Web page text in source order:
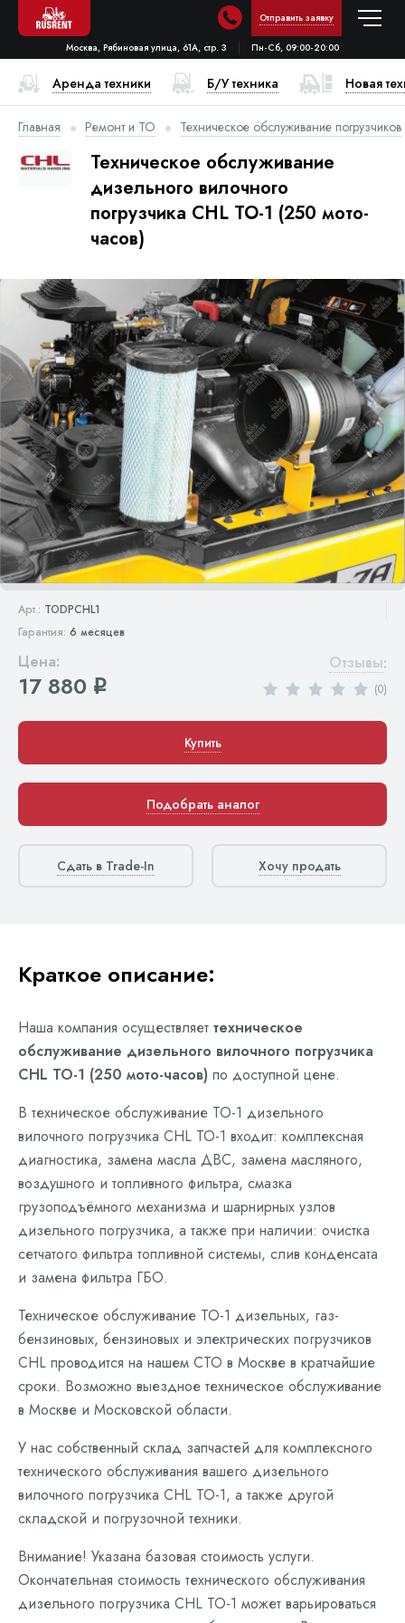
Отправить заявку
Москва, Рябиновая улица, 61А, стр. 3 Пн-Сб, 09:00-20:00
Аренда техники Б/У техника Новая
Главная Ремонт и ТО Техническое обслуживание погрузчиков
Техническое обслуживание
дизельного вилочного
погрузчика CHL ТО-1 (250 мото-
часов)
Арт.: TODPCHL1
Гарантия: 6 месяцев
Цена:
17 880 q
Отзывы:
(0)
Купить
Подобрать аналог
Сдать в Trade-In Хочу продать
Краткое описание:
Наша компания осуществляет техническое
обслуживание дизельного вилочного погрузчика
CHL ТО-1 (250 мото-часов) по доступной цене.
В техническое обслуживание ТО-1 дизельного
вилочного погрузчика CHL ТО-1 входит: комплексная
диагностика, замена масла ДВС, замена масляного,
воздушного и топливного фильтра, смазка
грузоподъёмного механизма и шарнирных узлов
дизельного погрузчика, а также при наличии: очистка
сетчатого фильтра топливной системы, слив конденсата
и замена фильтра ГБО.
Техническое обслуживание ТО-1 дизельных, газ-
бензиновых, бензиновых и электрических погрузчиков
CHL проводится на нашем СТО в Москве в кратчайшие
сроки. Возможно выездное техническое обслуживание
в Москве и Московской области.
У нас собственный склад запчастей для комплексного
технического обслуживания вашего дизельного
вилочного погрузчика CHL ТО-1, а также другой
складской и погрузочной техники.
Внимание! Указана базовая стоимость услуги.
Окончательная стоимость технического обслуживания
дизельного погрузчика CHL ТО-1 может варьироваться